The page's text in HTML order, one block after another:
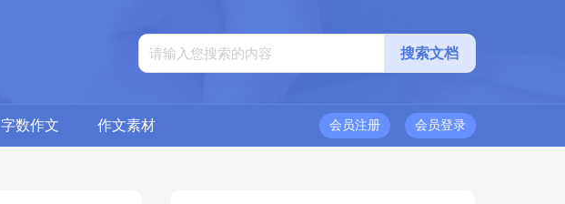
字数作文 作文素材 会员登录
会员注册